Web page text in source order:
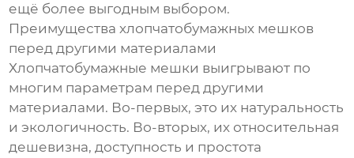
ещё более выгодным выбором.
Преимущества хлопчатобумажных мешков
перед другими материалами
Хлопчатобумажные мешки выигрывают по
многим параметрам перед другими
материалами. Во-первых, это их натуральность
и экологичность. Во-вторых, их относительная
дешевизна, доступность и простота